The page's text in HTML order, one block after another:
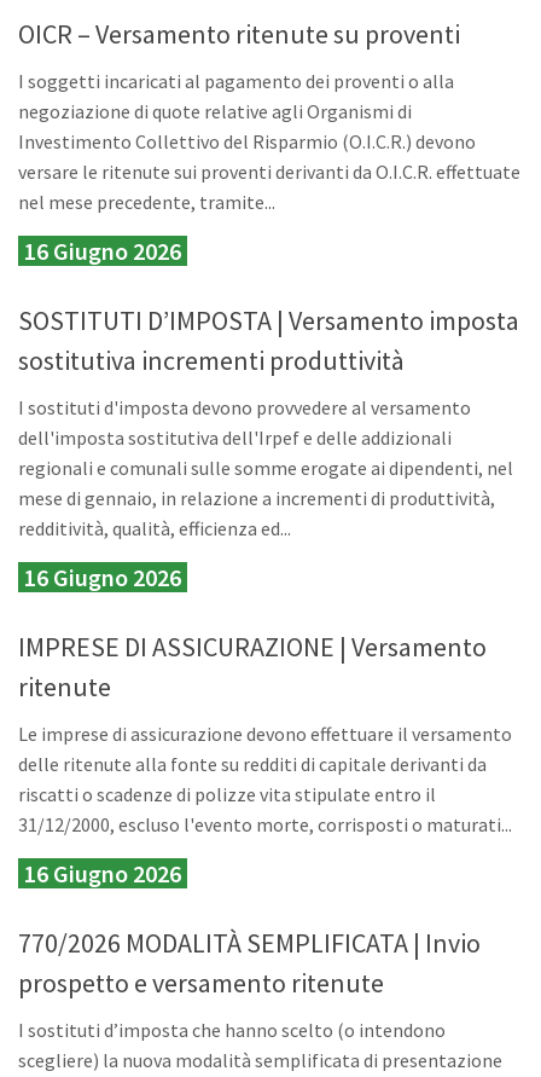
OICR – Versamento ritenute su proventi
I soggetti incaricati al pagamento dei proventi o alla
negoziazione di quote relative agli Organismi di
Investimento Collettivo del Risparmio (O.I.C.R.) devono
versare le ritenute sui proventi derivanti da O.I.C.R. effettuate
nel mese precedente, tramite...
16 Giugno 2026
SOSTITUTI D’IMPOSTA | Versamento imposta
sostitutiva incrementi produttività
I sostituti d'imposta devono provvedere al versamento
dell'imposta sostitutiva dell'Irpef e delle addizionali
regionali e comunali sulle somme erogate ai dipendenti, nel
mese di gennaio, in relazione a incrementi di produttività,
redditività, qualità, efficienza ed...
16 Giugno 2026
IMPRESE DI ASSICURAZIONE | Versamento
ritenute
Le imprese di assicurazione devono effettuare il versamento
delle ritenute alla fonte su redditi di capitale derivanti da
riscatti o scadenze di polizze vita stipulate entro il
31/12/2000, escluso l'evento morte, corrisposti o maturati...
16 Giugno 2026
770/2026 MODALITÀ SEMPLIFICATA | Invio
prospetto e versamento ritenute
I sostituti d’imposta che hanno scelto (o intendono
scegliere) la nuova modalità semplificata di presentazione